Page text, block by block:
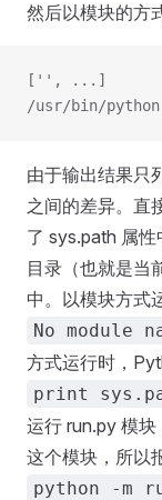
然后以模块的方
['', ...]
/usr/bin/
由于输出结果只
之间的差异。直
了 sys.path 属
目录（也就是当
中。以模块方式
No module
方式运行时，
print
运行 run.py 模
这个模块，所以
python -m